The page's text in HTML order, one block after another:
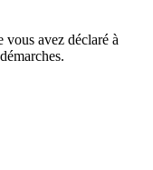
vous avez déclaré à